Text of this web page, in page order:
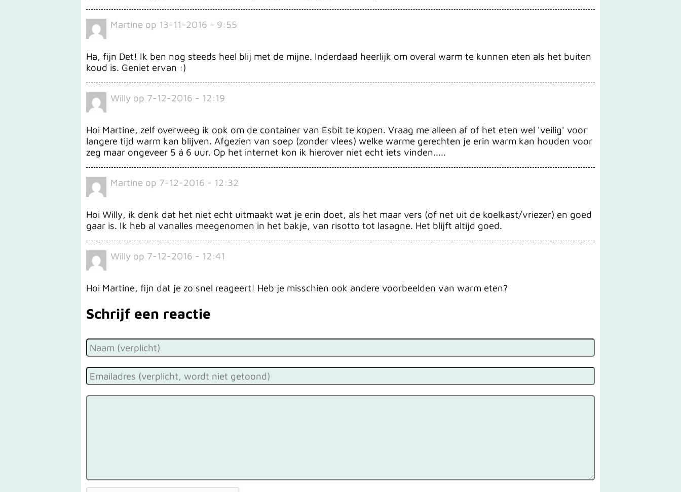
Martine op 13-11-2016 - 9:55
Ha, fijn Det! Ik ben nog steeds heel blij met de mijne. Inderdaad heerlijk om overal warm te kunnen eten als het buiten
koud is. Geniet ervan :)
Willy op 7-12-2016 - 12:19
Hoi Martine, zelf overweeg ik ook om de container van Esbit te kopen. Vraag me alleen af of het eten wel 'veilig' voor
langere tijd warm kan blijven. Afgezien van soep (zonder vlees) welke warme gerechten je erin warm kan houden voor
zeg maar ongeveer 5 á 6 uur. Op het internet kon ik hierover niet echt iets vinden.....
Martine op 7-12-2016 - 12:32
Hoi Willy, ik denk dat het niet echt uitmaakt wat je erin doet, als het maar vers (of net uit de koelkast/vriezer) en goed
gaar is. Ik heb al vanalles meegenomen in het bakje, van risotto tot lasagne. Het blijft altijd goed.
Willy op 7-12-2016 - 12:41
Hoi Martine, fijn dat je zo snel reageert! Heb je misschien ook andere voorbeelden van warm eten?
Schrijf een reactie